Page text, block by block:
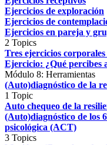
Ejercicios de exploración
Ejercicios de
Ejercicios en pareja y
2 Topics
Tres ejercicios corporales
Ejercicio: ¿Qué percibes
Módulo 8: Herramientas
(Auto)diagnóstico de la
1 Topic
Auto chequeo de la
(Auto)diagnóstico de los
psicológica (ACT)
3 Topics